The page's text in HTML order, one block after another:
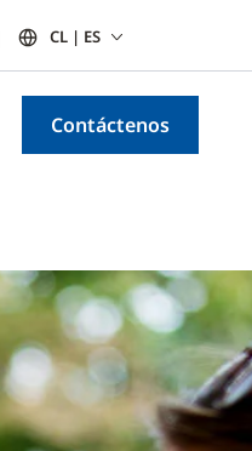
CL | ES
Contáctenos